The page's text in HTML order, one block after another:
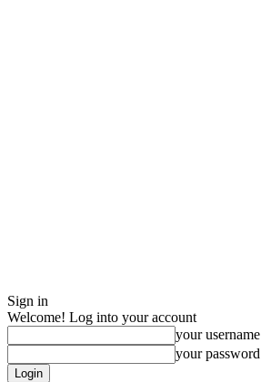
Sign in
Welcome! Log into your account
your username
your password